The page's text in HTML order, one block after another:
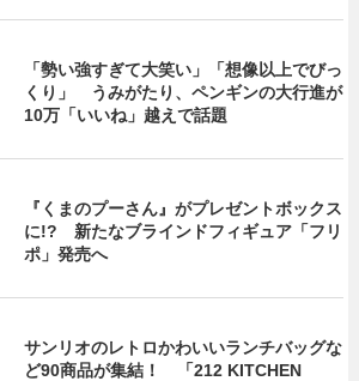
「勢い強すぎて大笑い」「想像以上でびっ
くり」 うみがたり、ペンギンの大行進が
10万「いいね」越えで話題
『くまのプーさん』がプレゼントボックス
に!? 新たなブラインドフィギュア「フリ
ポ」発売へ
サンリオのレトロかわいいランチバッグな
ど90商品が集結！ 「212 KITCHEN